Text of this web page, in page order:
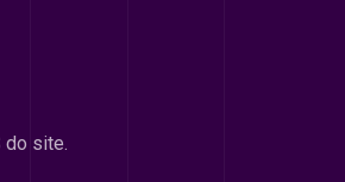
do site.